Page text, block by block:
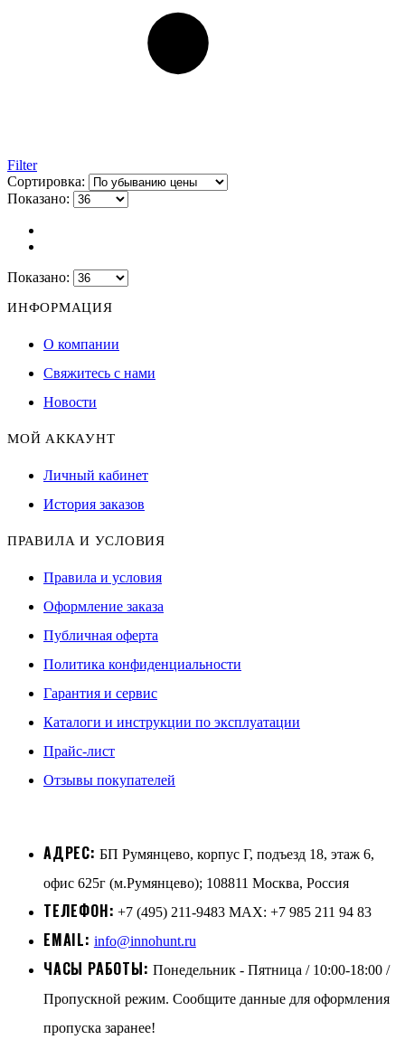
Filter
Сортировка:
Показано:
Показано:
ИНФОРМАЦИЯ
О компании
Свяжитесь с нами
Новости
МОЙ АККАУНТ
Личный кабинет
История заказов
ПРАВИЛА И УСЛОВИЯ
Правила и условия
Оформление заказа
Публичная оферта
Политика конфиденциальности
Гарантия и сервис
Каталоги и инструкции по эксплуатации
Прайс-лист
Отзывы покупателей
АДРЕС: БП Румянцево, корпус Г, подъезд 18, этаж 6,
офис 625г (м.Румянцево); 108811 Москва, Россия
ТЕЛЕФОН: +7 (495) 211-9483 MAX: +7 985 211 94 83
EMAIL: info@innohunt.ru
ЧАСЫ РАБОТЫ: Понедельник - Пятница / 10:00-18:00 /
Пропускной режим. Сообщите данные для оформления
пропуска заранее!